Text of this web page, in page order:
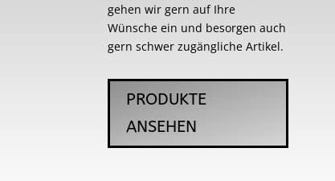
gehen wir gern auf Ihre
Wünsche ein und besorgen auch
gern schwer zugängliche Artikel.
PRODUKTE
ANSEHEN